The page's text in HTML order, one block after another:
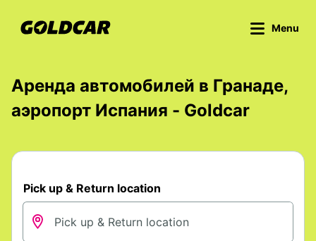
Menu
Аренда автомобилей в Гранаде,
аэропорт Испания - Goldcar
Pick up & Return location